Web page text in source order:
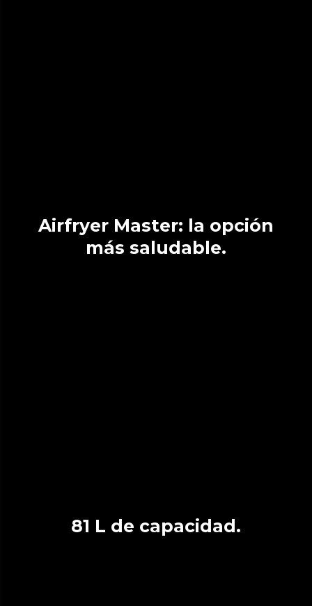
Airfryer Master: la opción
más saludable.
81 L de capacidad.